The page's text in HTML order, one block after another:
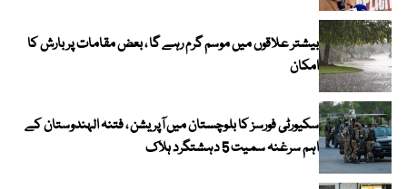
بیشتر علاقوں میں موسم گرم رہے گا ، بعض مقامات پر بارش کا
امکان
سکیورٹی فورسز کا بلوچستان میں آپریشن ، فتنہ الہندوستان کے
اہم سرغنہ سمیت 5 دہشتگرد ہلاک